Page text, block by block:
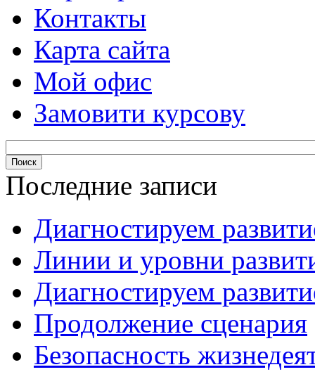
Контакты
Карта сайта
Мой офис
Замовити курсову
Последние записи
Диагностируем
Линии и уровни
Диагностируем
Продолжение сценария
Безопасность